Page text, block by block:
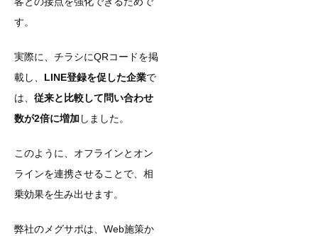
す。
実際に、チラシにQRコードを掲
載し、 LINE登録を促した企業で
は、 従来と比較して問い合わせ
数が2倍に増加 しました。
このように、オフラインとオン
ラインを連携させることで、相
乗効果を生み出せます。
弊社のメグサポは、Web施策か